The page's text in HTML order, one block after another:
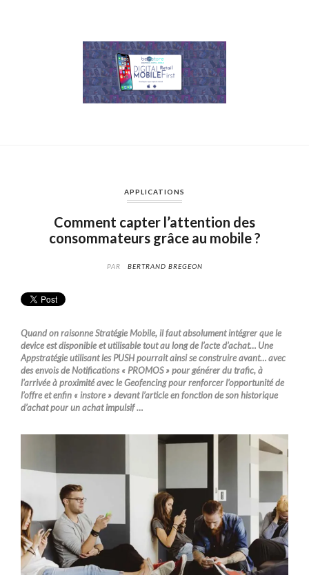
APPLICATIONS
Comment capter l’attention des
consommateurs grâce au mobile ?
PAR BERTRAND BREGEON
Quand on raisonne Stratégie Mobile, il faut absolument intégrer que le
device est disponible et utilisable tout au long de l’acte d’achat… Une
Appstratégie utilisant les PUSH pourrait ainsi se construire avant… avec
des envois de Notifications « PROMOS » pour générer du trafic, à
l’arrivée à proximité avec le Geofencing pour renforcer l’opportunité de
l’offre et enfin « instore » devant l’article en fonction de son historique
d’achat pour un achat impulsif …